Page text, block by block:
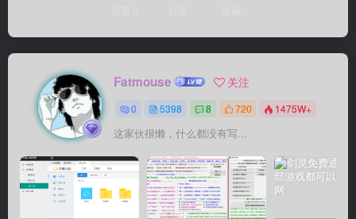
Fatmouse 关注
0 5398 8 720 1475W+
这家伙很懒，什么都没有写...